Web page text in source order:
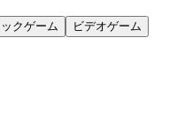
クゲーム ビデオゲーム